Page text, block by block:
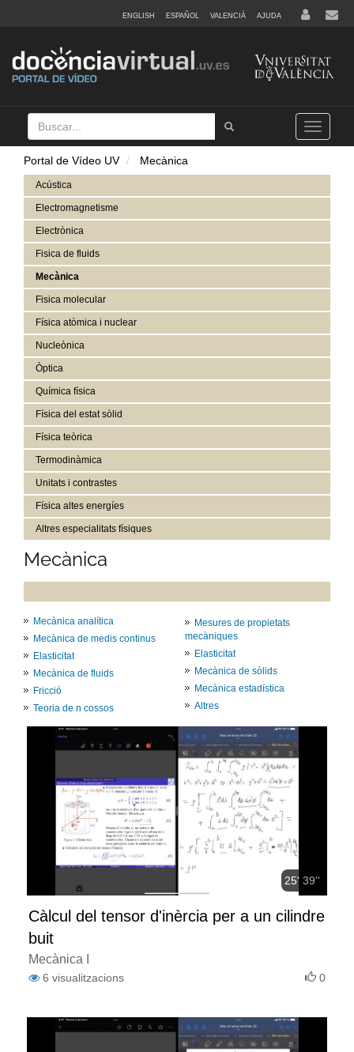
ENGLISH ESPAÑOL VALENCIÀ AJUDA
Buscar
Tramet
Toggle
navigation
Portal de Vídeo UV Mecànica
Acústica
Electromagnetisme
Electrònica
Fisica de fluids
Mecànica
Fisica molecular
Física atòmica i nuclear
Nucleònica
Òptica
Química física
Física del estat sòlid
Física teòrica
Termodinàmica
Unitats i contrastes
Física altes energíes
Altres especialitats físiques
Mecànica
Mecànica analítica
Mecànica de medis continus
Elasticitat
Mecànica de fluids
Fricció
Teoria de n cossos
Mesures de propietats
mecàniques
Elasticitat
Mecànica de sòlids
Mecànica estadística
Altres
25' 39''
Càlcul del tensor d'inèrcia per a un cilindre
buit
Mecànica I
6 visualitzacions 0